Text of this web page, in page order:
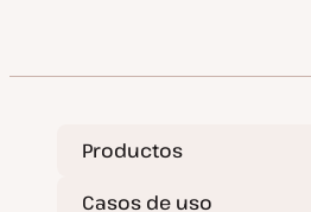
Productos
Casos de uso